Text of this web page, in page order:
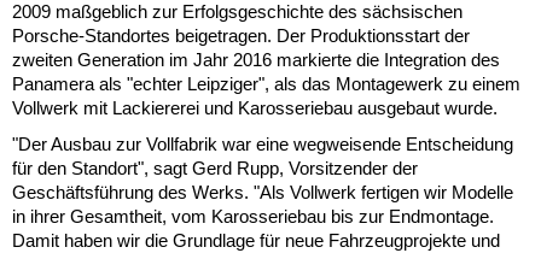
2009 maßgeblich zur Erfolgsgeschichte des sächsischen
Porsche-Standortes beigetragen. Der Produktionsstart der
zweiten Generation im Jahr 2016 markierte die Integration des
Panamera als "echter Leipziger", als das Montagewerk zu einem
Vollwerk mit Lackiererei und Karosseriebau ausgebaut wurde.
"Der Ausbau zur Vollfabrik war eine wegweisende Entscheidung
für den Standort", sagt Gerd Rupp, Vorsitzender der
Geschäftsführung des Werks. "Als Vollwerk fertigen wir Modelle
in ihrer Gesamtheit, vom Karosseriebau bis zur Endmontage.
Damit haben wir die Grundlage für neue Fahrzeugprojekte und